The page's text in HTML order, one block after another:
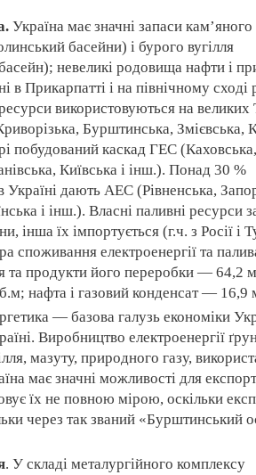
Україна має значні запаси кам’яного
басейни) і бурого вугілля
невеликі родовища нафти і
в Прикарпатті і на північному сході
використовуються на
Бурштинська, Змієвська,
побудований каскад ГЕС (Каховська,
Київська і інш.). Понад 30 %
Україні дають АЕС (Рівненська,
і інш.). Власні паливні ресурси
інша їх імпортується (г.ч. з Росії і
споживання електроенергії та
та продукти його переробки — 64,2
нафта і газовий конденсат — 16,9
— базова галузь економіки
Виробництво електроенергії
мазуту, природного газу,
має значні можливості для
їх не повною мірою, оскільки
через так званий «Бурштинський
. У складі металургійного комплексу